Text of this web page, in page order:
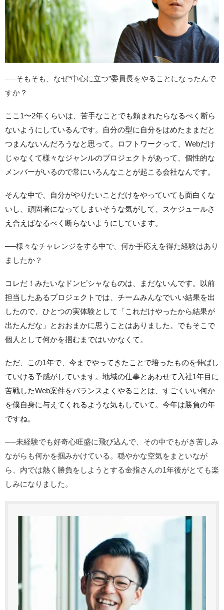
──そもそも、なぜ“中心に立つ”委員長をやることになったんで
すか？
ここ1〜2年くらいは、苦手なことでも頼まれたらなるべく断ら
ないようにしているんです。自分の型に自分をはめたままだと
つまんないんだろうなと思って。ロフトワークって、Webだけ
じゃなくて様々なジャンルのプロジェクトがあって、個性的な
メンバーがいるので常にいろんなことが起こる会社なんです。
そんな中で、自分がやりたいことだけをやっていても面白くな
いし、頑固者になってしまいそうな気がして、スケジュールさ
え合えばなるべく断らないようにしています。
──様々なチャレンジをする中で、何か手応えを得た経験はあり
ましたか？
コレだ！みたいなドンピシャなものは、まだないんです。以前
担当したあるプロジェクトでは、チームみんなでいい結果を出
したので、ひとつの実体験として「これだけやったから結果が
出たんだな」とおおまかに思うことはありました。でもそこで
個人として何かを掴むまではいかなくて。
ただ、この1年で、今までやってきたことで培ったものを伸ばし
ていける予感がしています。地域の仕事とあわせて入社1年目に
苦戦したWeb案件をバランスよくやることは、すごくいい何か
を僕自身に与えてくれるような気もしていて。今年は勝負の年
ですね。
──未経験でも好奇心旺盛に飛び込んで、その中でもがき苦しみ
ながらも何かを掴みかけている。穏やかな空気をまといなが
ら、内では熱く勝負をしようとする金指さんの1年後がとても楽
しみになりました。